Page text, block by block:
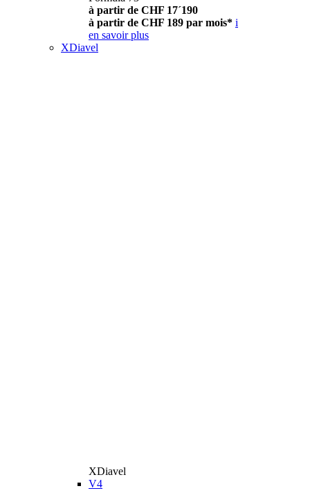
à partir de CHF 17´190
à partir de CHF 189 par mois* i
en savoir plus
XDiavel
XDiavel
V4